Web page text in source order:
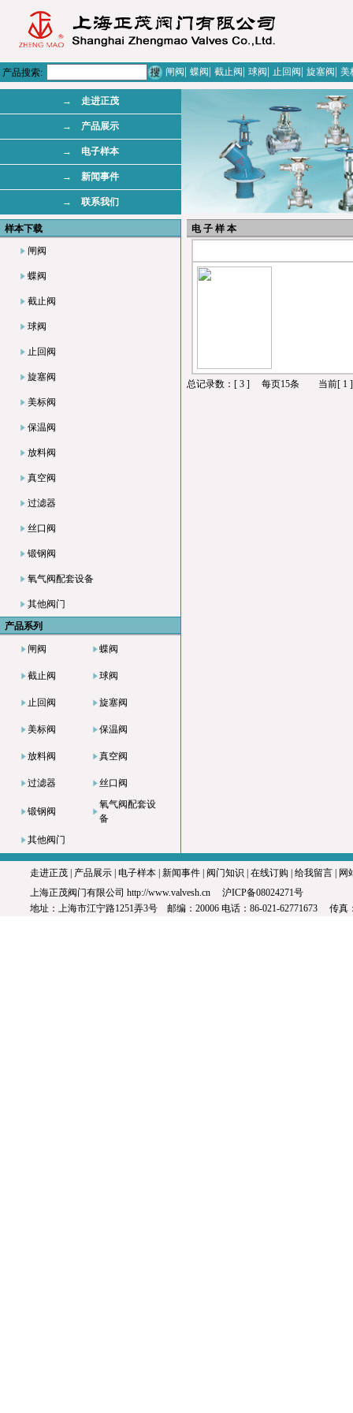
产品搜索: 闸阀 蝶阀 截止阀 球阀 止回阀 旋塞阀 美
→ 走进正茂
→ 产品展示
→ 电子样本
→ 新闻事件
→ 联系我们
样本下载
闸阀
蝶阀
截止阀
球阀
止回阀
旋塞阀
美标阀
保温阀
放料阀
真空阀
过滤器
丝口阀
锻钢阀
氧气阀配套设备
其他阀门
产品系列
闸阀 蝶阀
截止阀 球阀
止回阀 旋塞阀
美标阀 保温阀
放料阀 真空阀
过滤器 丝口阀
锻钢阀
氧气阀配套设
备
其他阀门
电 子 样 本
总记录数：[ 3 ] 每页15条 当前[ 1 ]
走进正茂 产品展示 电子样本 新闻事件 阀门知识 在线订购 给我留言
网
上海正茂阀门有限公司 http://www.valvesh.cn
沪ICP备08024271号
地址：上海市江宁路1251弄3号 邮编：20006 电话：86-021-62771673 传